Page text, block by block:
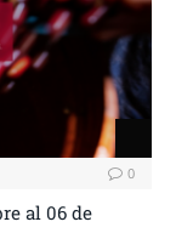
0
al 06 de